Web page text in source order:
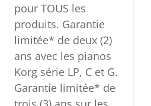
pour TOUS les
produits. Garantie
limitée* de deux (2)
ans avec les pianos
Korg série LP, C et G.
Garantie limitée* de